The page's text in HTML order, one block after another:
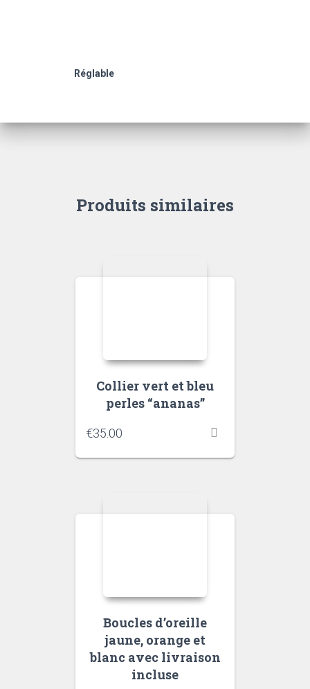
Réglable
Produits similaires
Collier vert et bleu
perles “ananas”
€35.00
Boucles d’oreille
jaune, orange et
blanc avec livraison
incluse